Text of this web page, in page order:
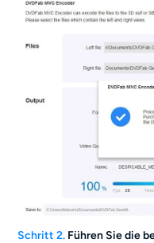
Schritt 2. Führen Sie die